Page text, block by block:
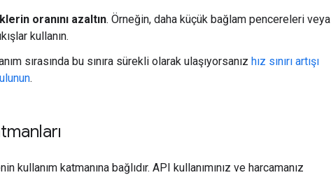
oranını azaltın. Örneğin, daha küçük bağlam pencereleri veya
kullanın.
sırasında bu sınıra sürekli olarak ulaşıyorsanız hız sınırı artışı
.
kullanım katmanına bağlıdır. API kullanımınız ve harcamanız